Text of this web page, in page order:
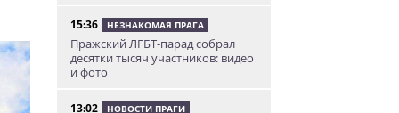
15:36 НЕЗНАКОМАЯ ПРАГА
Пражский ЛГБТ-парад собрал
десятки тысяч участников: видео
и фото
13:02 НОВОСТИ ПРАГИ